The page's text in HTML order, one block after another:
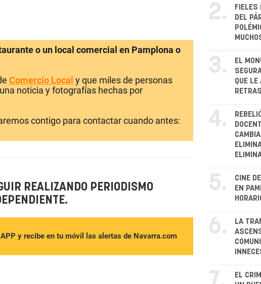
o un local comercial en Pamplona o
Comercio Local y que miles de personas
noticia y fotografías hechas por
contigo para contactar cuando antes:
REALIZANDO PERIODISMO
y recibe en tu móvil las alertas de Navarra.com
2.
FIELES
DEL
3.
EL
QUE LE
4.
5.
CINE
EN
6.
LA
EL